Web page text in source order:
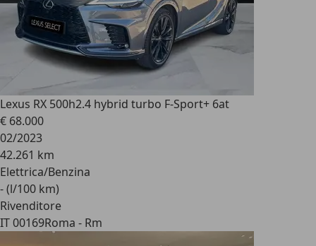
Lexus RX 500h2.4 hybrid turbo F-Sport+ 6at
€ 68.000
02/2023
42.261 km
Elettrica/Benzina
- (l/100 km)
Rivenditore
IT 00169Roma - Rm